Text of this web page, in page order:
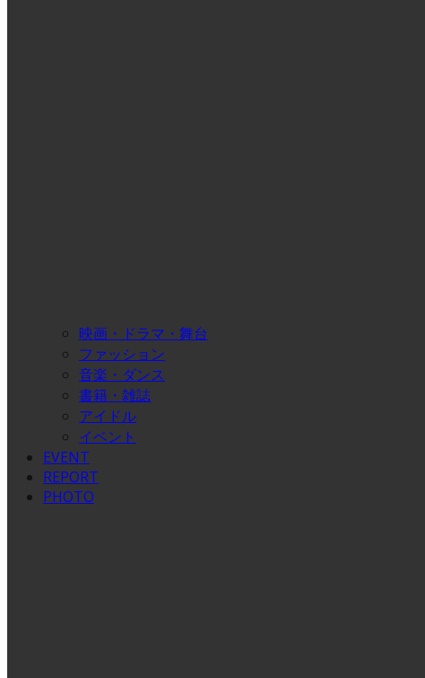
映画・ドラマ・舞台
ファッション
音楽・ダンス
書籍・雑誌
アイドル
イベント
EVENT
REPORT
PHOTO